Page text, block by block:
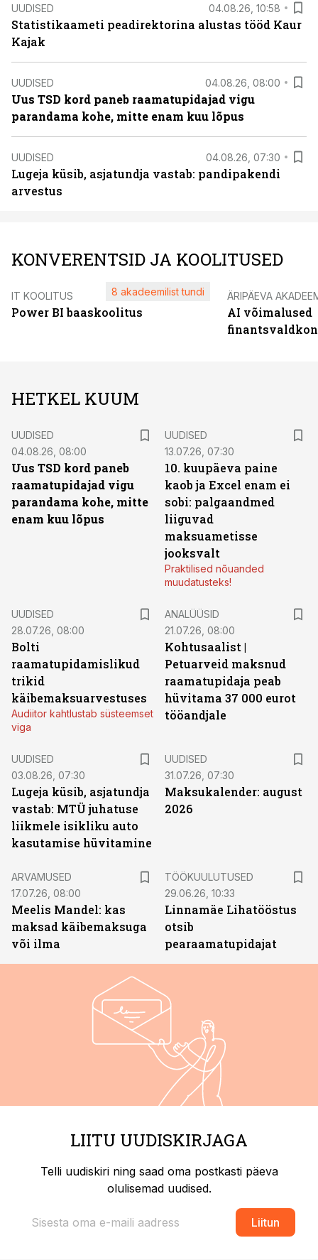
UUDISED 04.08.26, 10:58
Statistikaameti peadirektorina alustas tööd Kaur
Kajak
UUDISED 04.08.26, 08:00
Uus TSD kord paneb raamatupidajad vigu
parandama kohe, mitte enam kuu lõpus
UUDISED 04.08.26, 07:30
Lugeja küsib, asjatundja vastab: pandipakendi
arvestus
KONVERENTSID JA KOOLITUSED
IT KOOLITUS
Power BI baaskoolitus
8 akadeemilist tundi ÄRIPÄEVA
AI võimalused
HETKEL KUUM
UUDISED
04.08.26, 08:00
Uus TSD kord paneb
raamatupidajad vigu
parandama kohe, mitte
enam kuu lõpus
UUDISED
13.07.26, 07:30
10. kuupäeva paine
kaob ja Excel enam ei
sobi: palgaandmed
liiguvad
maksuametisse
jooksvalt
Praktilised nõuanded
muudatusteks!
UUDISED
28.07.26, 08:00
Bolti
raamatupidamislikud
trikid
käibemaksuarvestuses
Audiitor kahtlustab süsteemset
viga
ANALÜÜSID
21.07.26, 08:00
Kohtusaalist |
Petuarveid maksnud
raamatupidaja peab
hüvitama 37 000 eurot
tööandjale
UUDISED
03.08.26, 07:30
Lugeja küsib, asjatundja
vastab: MTÜ juhatuse
liikmele isikliku auto
kasutamise hüvitamine
UUDISED
31.07.26, 07:30
Maksukalender: august
2026
ARVAMUSED
17.07.26, 08:00
Meelis Mandel: kas
maksad käibemaksuga
või ilma
TÖÖKUULUTUSED
29.06.26, 10:33
Linnamäe Lihatööstus
otsib
pearaamatupidajat
LIITU UUDISKIRJAGA
Telli uudiskiri ning saad oma postkasti päeva
olulisemad uudised.
Liitun